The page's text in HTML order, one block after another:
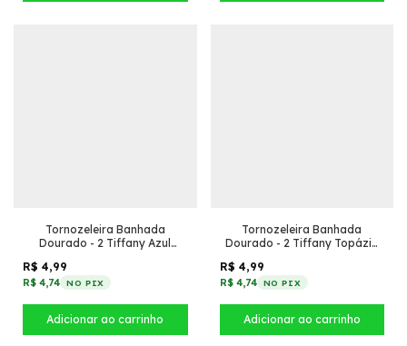
Tornozeleira Banhada
Dourado - 2 Tiffany Azul
R$ 4,99
R$ 4,74 NO PIX
Tornozeleira Banhada
Dourado - 2 Tiffany Topázio
R$ 4,99
R$ 4,74 NO PIX